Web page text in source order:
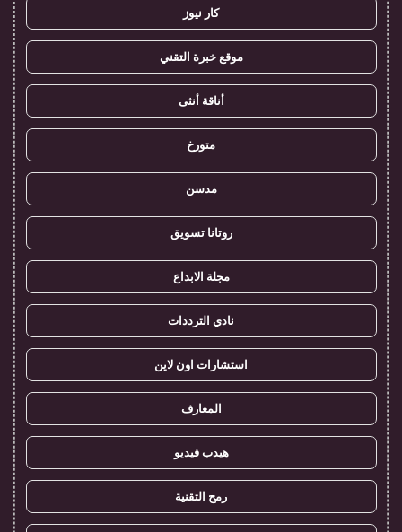
كار نيوز
موقع خبرة التقني
أناقة أنثى
متورخ
مدسن
روتانا تسويق
مجلة الابداع
نادي الترددات
استشارات اون لاين
المعارف
هيدب فيديو
رمح التقنية